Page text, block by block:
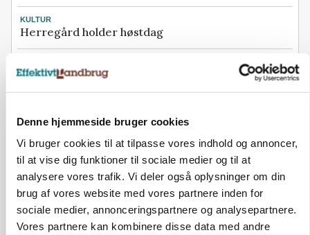
Denne hjemmeside bruger cookies
Vi bruger cookies til at tilpasse vores indhold og annoncer,
til at vise dig funktioner til sociale medier og til at
analysere vores trafik. Vi deler også oplysninger om din
brug af vores website med vores partnere inden for
sociale medier, annonceringspartnere og analysepartnere.
Vores partnere kan kombinere disse data med andre
KULTUR
Herregård holder høstdag
Konkurs rammer midtjysk maskinhandler efter
Se flere nyheder her
Annonce
Loading...